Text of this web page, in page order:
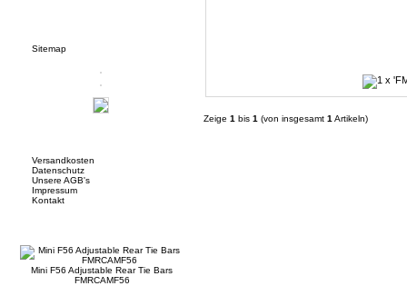
Sitemap
Versandkosten
Datenschutz
Unsere AGB's
Impressum
Kontakt
Mini F56 Adjustable Rear Tie Bars
FMRCAMF56
Zeige 1 bis 1 (von insgesamt 1 Artikeln)